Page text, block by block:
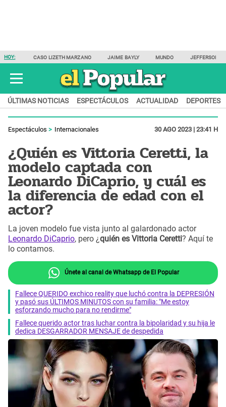
HOY: CASO LIZETH MARZANO JAIME BAYLY MUNDO JEFFERSON
ÚLTIMAS NOTICIAS ESPECTÁCULOS ACTUALIDAD DEPORTES
Espectáculos Internacionales 30 AGO 2023 | 23:41 H
¿Quién es Vittoria Ceretti, la
modelo captada con
Leonardo DiCaprio, y cuál es
la diferencia de edad con el
actor?
La joven modelo fue vista junto al galardonado actor
Leonardo DiCaprio, pero ¿quién es Vittoria Ceretti? Aquí te
lo contamos.
Únete al canal de Whatsapp de El Popular
Fallece QUERIDO exchico reality que luchó contra la DEPRESIÓN
y pasó sus ÚLTIMOS MINUTOS con su familia: "Me estoy
esforzando mucho para no rendirme"
Fallece querido actor tras luchar contra la bipolaridad y su hija le
dedica DESGARRADOR MENSAJE de despedida